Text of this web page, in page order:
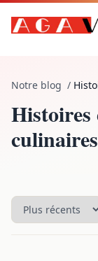
Notre blog /
Histoires
culinaires